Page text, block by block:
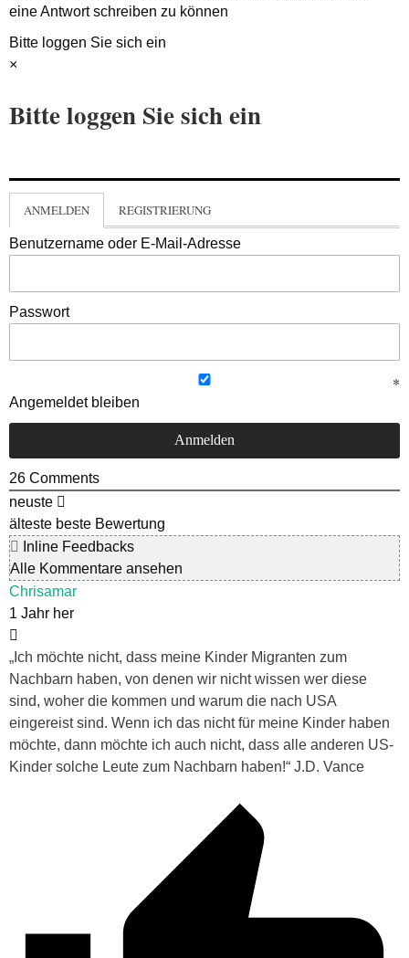
eine Antwort schreiben zu können
Bitte loggen Sie sich ein
×
Bitte loggen Sie sich ein
ANMELDEN REGISTRIERUNG
Benutzername oder E-Mail-Adresse
Passwort
Angemeldet bleiben
26 Comments
neuste
älteste beste Bewertung
Inline Feedbacks
Alle Kommentare ansehen
Chrisamar
1 Jahr her
„Ich möchte nicht, dass meine Kinder Migranten zum
Nachbarn haben, von denen wir nicht wissen wer diese
sind, woher die kommen und warum die nach USA
eingereist sind. Wenn ich das nicht für meine Kinder haben
möchte, dann möchte ich auch nicht, dass alle anderen US-
Kinder solche Leute zum Nachbarn haben!“ J.D. Vance